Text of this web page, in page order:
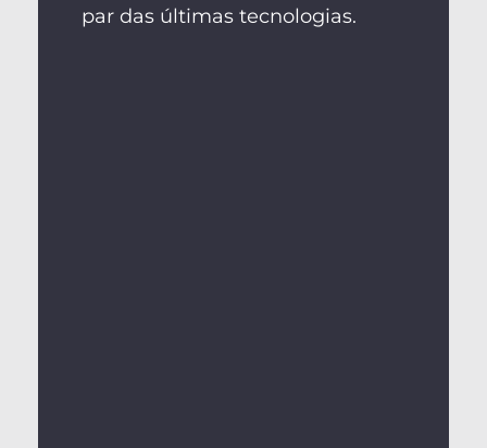
par das últimas tecnologias.